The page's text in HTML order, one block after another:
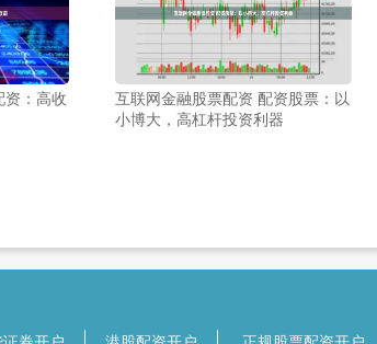
：高收
互联网金融股票配资 配资股票：以
小博大，高杠杆投资利器